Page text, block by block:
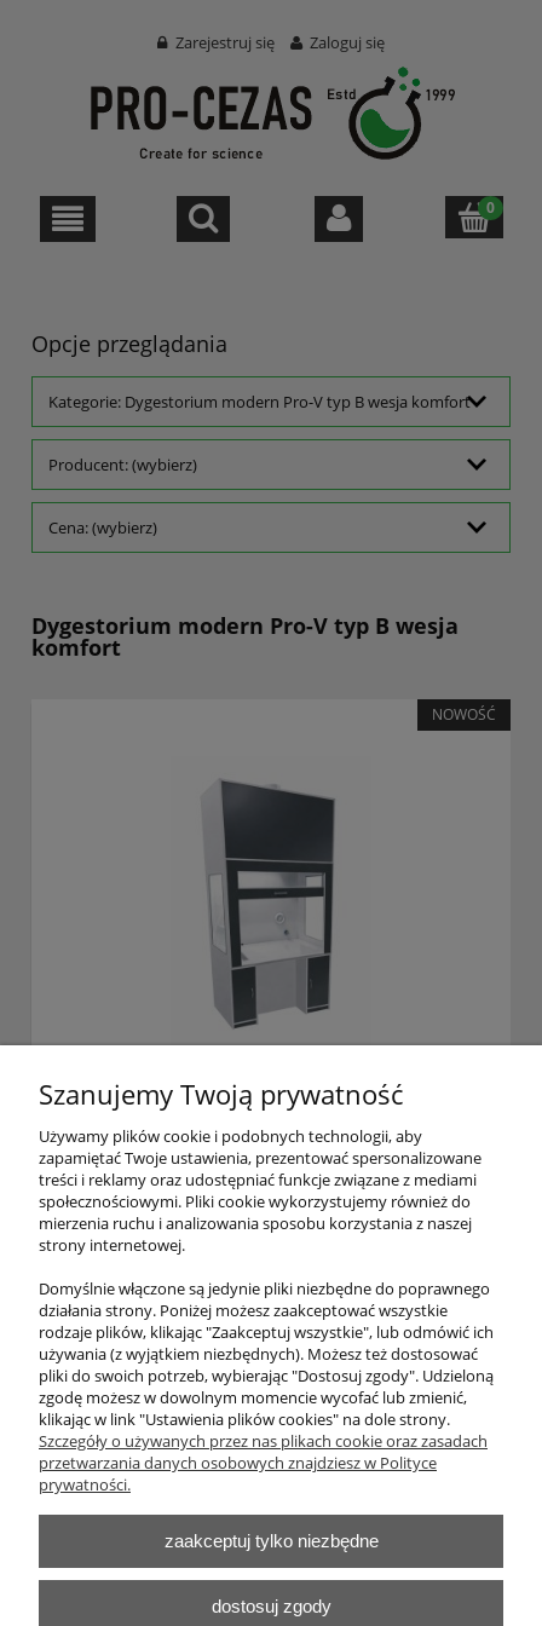
Zarejestruj się Zaloguj się
Opcje przeglądania
Kategorie: Dygestorium modern Pro-V typ B wesja komfort
Producent: (wybierz)
Cena: (wybierz)
Dygestorium modern Pro-V typ B wesja
komfort
Dygestorium modern Pro-V typ B wersja
komfort
12 300,00 zł
zawiera 23% VAT, bez kosztów dostawy
do koszyka
NOWOŚĆ
O nas
Pomoc
Moje konto
Szanujemy Twoją prywatność
Używamy plików cookie i podobnych technologii, aby
zapamiętać Twoje ustawienia, prezentować spersonalizowane
treści i reklamy oraz udostępniać funkcje związane z mediami
społecznościowymi. Pliki cookie wykorzystujemy również do
mierzenia ruchu i analizowania sposobu korzystania z naszej
strony internetowej.
Domyślnie włączone są jedynie pliki niezbędne do poprawnego
działania strony. Poniżej możesz zaakceptować wszystkie
rodzaje plików, klikając "Zaakceptuj wszystkie", lub odmówić ich
używania (z wyjątkiem niezbędnych). Możesz też dostosować
pliki do swoich potrzeb, wybierając "Dostosuj zgody". Udzieloną
zgodę możesz w dowolnym momencie wycofać lub zmienić,
klikając w link "Ustawienia plików cookies" na dole strony.
Szczegóły o używanych przez nas plikach cookie oraz zasadach
przetwarzania danych osobowych znajdziesz w Polityce
prywatności.
zaakceptuj tylko niezbędne
dostosuj zgody